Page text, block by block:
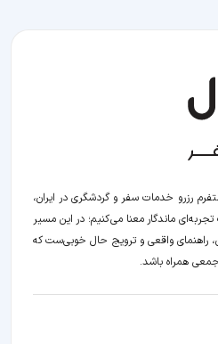
رزرو خدمات سفر و گردشگری در ایران،
ماندگار معنا می‌کنیم؛ در این مسیر‍
راهنمای واقعی و ترویج حال خوبی‌ست که
همراه باشد.